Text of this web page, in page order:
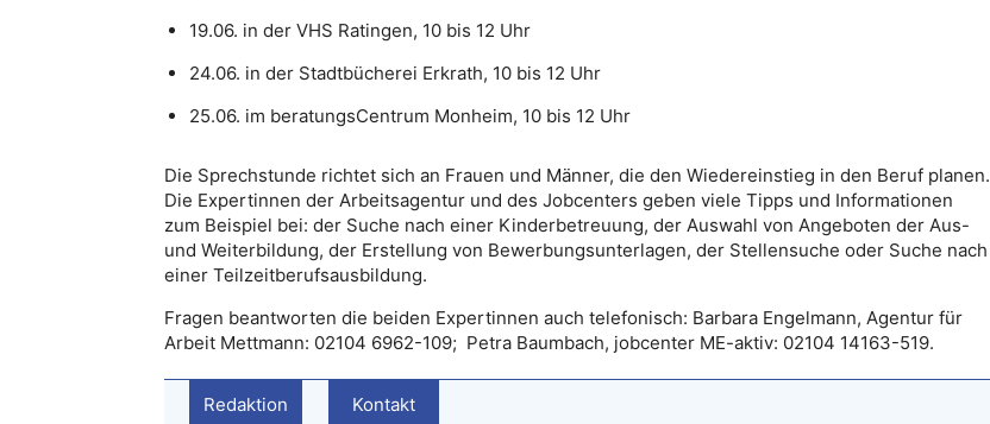
19.06. in der VHS Ratingen, 10 bis 12 Uhr
24.06. in der Stadtbücherei Erkrath, 10 bis 12 Uhr
25.06. im beratungsCentrum Monheim, 10 bis 12 Uhr
Die Sprechstunde richtet sich an Frauen und Männer, die den Wiedereinstieg in den Beruf planen.
Die Expertinnen der Arbeitsagentur und des Jobcenters geben viele Tipps und Informationen
zum Beispiel bei: der Suche nach einer Kinderbetreuung, der Auswahl von Angeboten der Aus-
und Weiterbildung, der Erstellung von Bewerbungsunterlagen, der Stellensuche oder Suche nach
einer Teilzeitberufsausbildung.
Fragen beantworten die beiden Expertinnen auch telefonisch: Barbara Engelmann, Agentur für
Arbeit Mettmann: 02104 6962-109; Petra Baumbach, jobcenter ME-aktiv: 02104 14163-519.
Redaktion Kontakt